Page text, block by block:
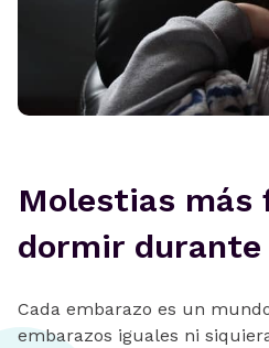
Molestias más
dormir durante
Cada embarazo es un
embarazos iguales ni